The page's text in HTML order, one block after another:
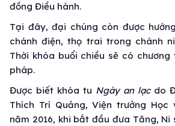
đồng Điều hành.
Tại đây, đại chúng còn được
chánh điện, thọ trai trong chánh
Thời khóa buổi chiều sẽ có
pháp.
Được biết khóa tu Ngày an lạcdo
Thích Trí Quảng, Viện trưởng Học
năm 2016, khi bắt đầu đưa Tăng, Ni